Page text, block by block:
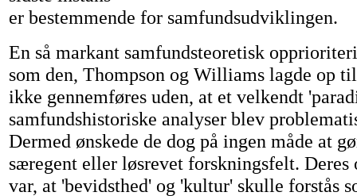
er bestemmende for samfundsudviklingen.
En så markant samfundsteoretisk
som den, Thompson og Williams lagde op
ikke gennemføres uden, at et velkendt
samfundshistoriske analyser blev
Dermed ønskede de dog på ingen måde at
særegent eller løsrevet forskningsfelt. Deres
var, at 'bevidsthed' og 'kultur' skulle forstås